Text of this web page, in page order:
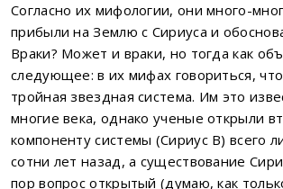
Согласно их мифологии, они много-
прибыли на Землю с Сириуса и
Враки? Может и враки, но тогда как
следующее: в их мифах говориться,
тройная звездная система. Им это
многие века, однако ученые открыли
компоненту системы (Сириус B) всего
сотни лет назад, а существование
пор вопрос открытый (думаю, как